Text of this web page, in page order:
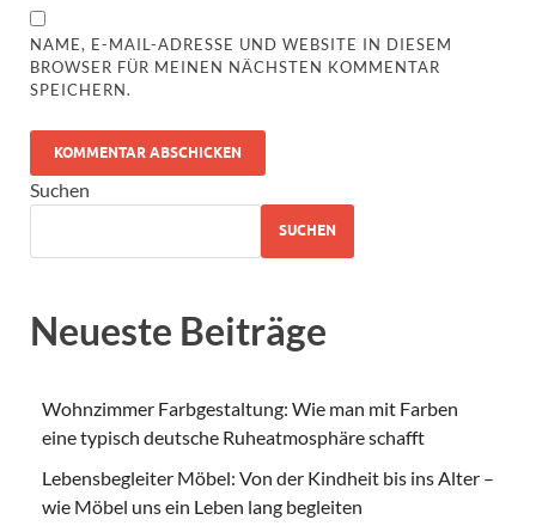
NAME, E-MAIL-ADRESSE UND WEBSITE IN DIESEM
BROWSER FÜR MEINEN NÄCHSTEN KOMMENTAR
SPEICHERN.
Suchen
SUCHEN
Neueste Beiträge
Wohnzimmer Farbgestaltung: Wie man mit Farben
eine typisch deutsche Ruheatmosphäre schafft
Lebensbegleiter Möbel: Von der Kindheit bis ins Alter –
wie Möbel uns ein Leben lang begleiten